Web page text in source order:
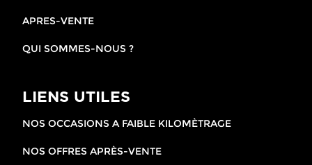
APRES-VENTE
QUI SOMMES-NOUS ?
LIENS UTILES
NOS OCCASIONS A FAIBLE KILOMÈTRAGE
NOS OFFRES APRÈS-VENTE